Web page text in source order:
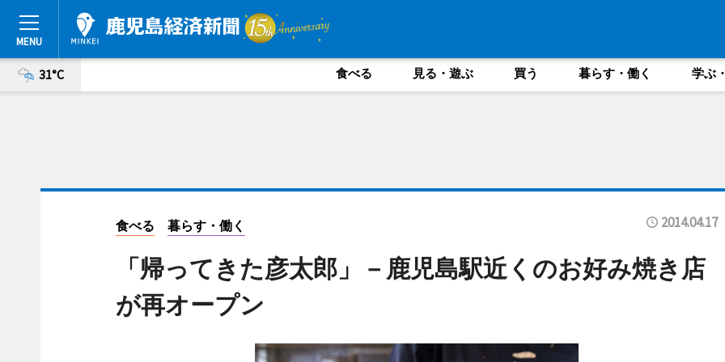
31°C 食べる 見る・遊ぶ 買う 暮らす・働く 学ぶ
食べる 暮らす・働く 2014.04.17
「帰ってきた彦太郎」－鹿児島駅近くのお好み焼き店
が再オープン